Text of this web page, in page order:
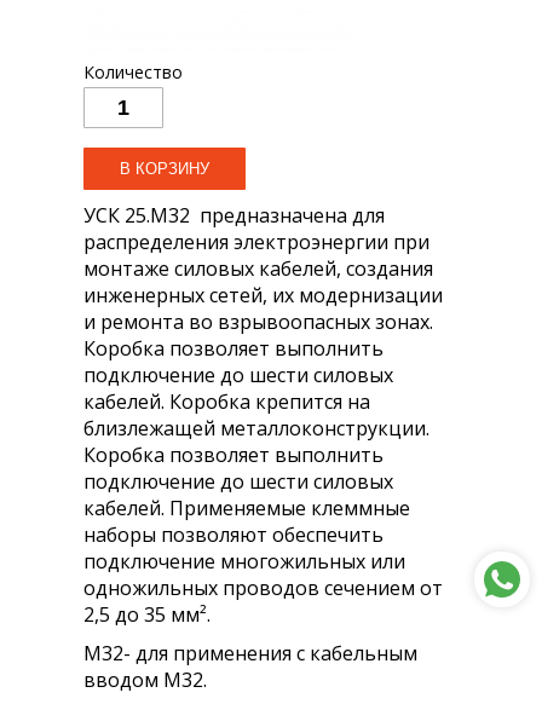
Количество
УСК 25.М32 предназначена для
распределения электроэнергии при
монтаже силовых кабелей, создания
инженерных сетей, их модернизации
и ремонта во взрывоопасных зонах.
Коробка позволяет выполнить
подключение до шести силовых
кабелей. Коробка крепится на
близлежащей металлоконструкции.
Коробка позволяет выполнить
подключение до шести силовых
кабелей. Применяемые клеммные
наборы позволяют обеспечить
подключение многожильных или
одножильных проводов сечением от
2,5 до 35 мм².
М32- для применения с кабельным
вводом М32.